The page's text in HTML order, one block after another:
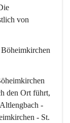
von
den Ort führt,
-
- St.